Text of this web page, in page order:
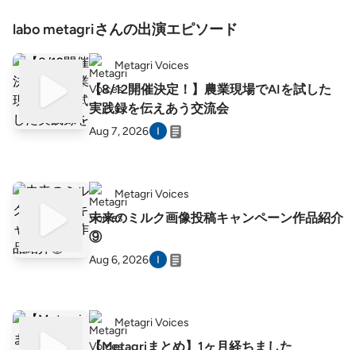
labo metagriさんの出演エピソード
Metagri Voices
【8/12開催決定！】農業現場でAIを試した
実践録を伝えあう交流会
Aug 7, 2026
Metagri Voices
未来のミルク画像投稿キャンペーン作品紹介
⑨
Aug 6, 2026
Metagri Voices
【Metagriまとめ】1ヶ月経ちました